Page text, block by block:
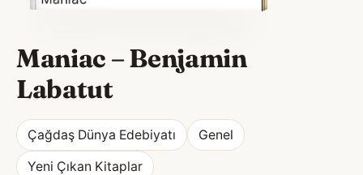
Maniac –Benjamin
Labatut
Çağdaş Dünya Edebiyatı Genel
Yeni Çıkan Kitaplar